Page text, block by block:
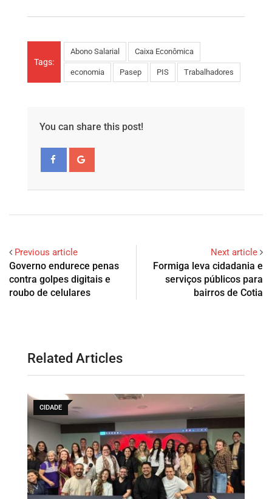
Tags:
Abono Salarial Caixa Econômica
economia Pasep PIS Trabalhadores
You can share this post!
Previous article
Governo endurece penas
contra golpes digitais e
roubo de celulares
Next article
Formiga leva cidadania e
serviços públicos para
bairros de Cotia
Related Articles
CIDADES